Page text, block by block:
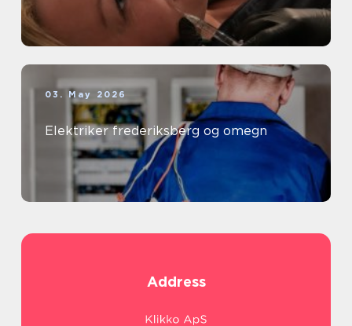
03. May 2026
Elektriker frederiksberg og omegn
Address